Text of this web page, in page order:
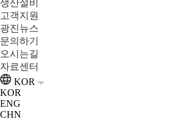
생산설비
고객지원
광진뉴스
문의하기
오시는길
자료센터
KOR
KOR
ENG
CHN